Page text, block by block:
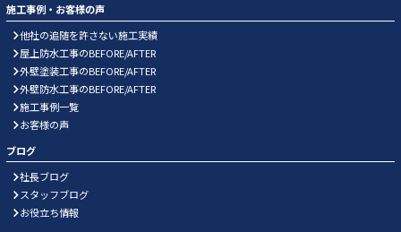
施工事例・お客様の声
他社の追随を許さない施工実績
屋上防水工事のBEFORE/AFTER
外壁塗装工事のBEFORE/AFTER
外壁防水工事のBEFORE/AFTER
施工事例一覧
お客様の声
ブログ
社長ブログ
スタッフブログ
お役立ち情報